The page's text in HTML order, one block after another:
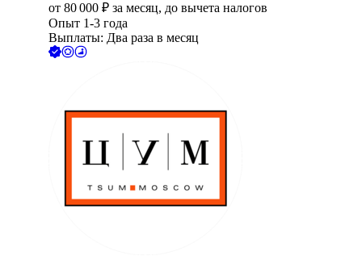
от 80 000 ₽ за месяц, до вычета налогов
Опыт 1-3 года
Выплаты: Два раза в месяц